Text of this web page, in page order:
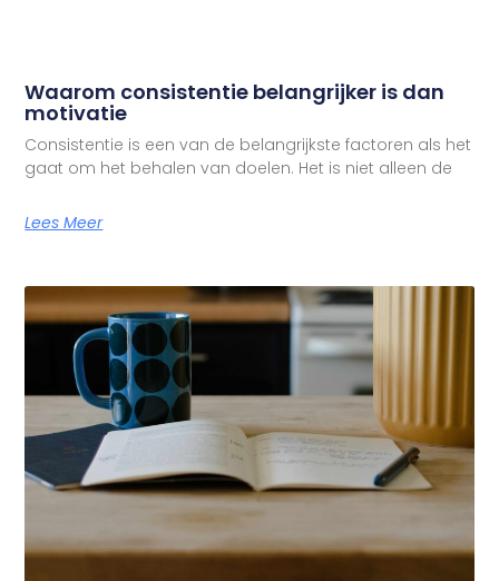
Waarom consistentie belangrijker is dan
motivatie
Consistentie is een van de belangrijkste factoren als het
gaat om het behalen van doelen. Het is niet alleen de
Lees Meer